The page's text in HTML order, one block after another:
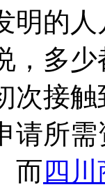
明的
，多
次接
请所
而 四